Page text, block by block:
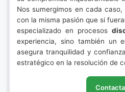
Nos sumergimos en cada
con la misma pasión que si
especializado en procesos
experiencia, sino también un
asegura tranquilidad y
estratégico en la resolución de